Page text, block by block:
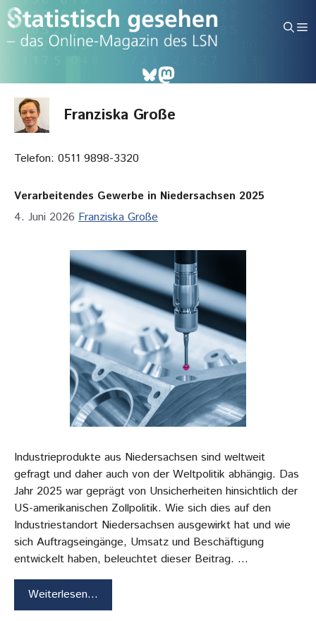
Zum
Inhalt
springen
Bluesky
Mastodon
Franziska Große
Telefon: 0511 9898-3320
Verarbeitendes Gewerbe in Niedersachsen 2025
4. Juni 2026 Franziska Große
Industrieprodukte aus Niedersachsen sind weltweit
gefragt und daher auch von der Weltpolitik abhängig. Das
Jahr 2025 war geprägt von Unsicherheiten hinsichtlich der
US-amerikanischen Zollpolitik. Wie sich dies auf den
Industriestandort Niedersachsen ausgewirkt hat und wie
sich Auftragseingänge, Umsatz und Beschäftigung
entwickelt haben, beleuchtet dieser Beitrag. …
Weiterlesen…